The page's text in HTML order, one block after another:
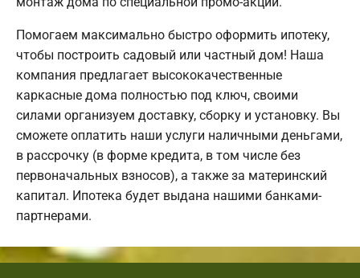
Помогаем максимально быстро оформить ипотеку,
чтобы построить садовый или частный дом! Наша
компания предлагает высококачественные
каркасные дома полностью под ключ, своими
силами организуем доставку, сборку и установку. Вы
сможете оплатить наши услуги наличными деньгами,
в рассрочку (в форме кредита, в том числе без
первоначальных взносов), а также за материнский
капитал. Ипотека будет выдана нашими банками-
партнерами.